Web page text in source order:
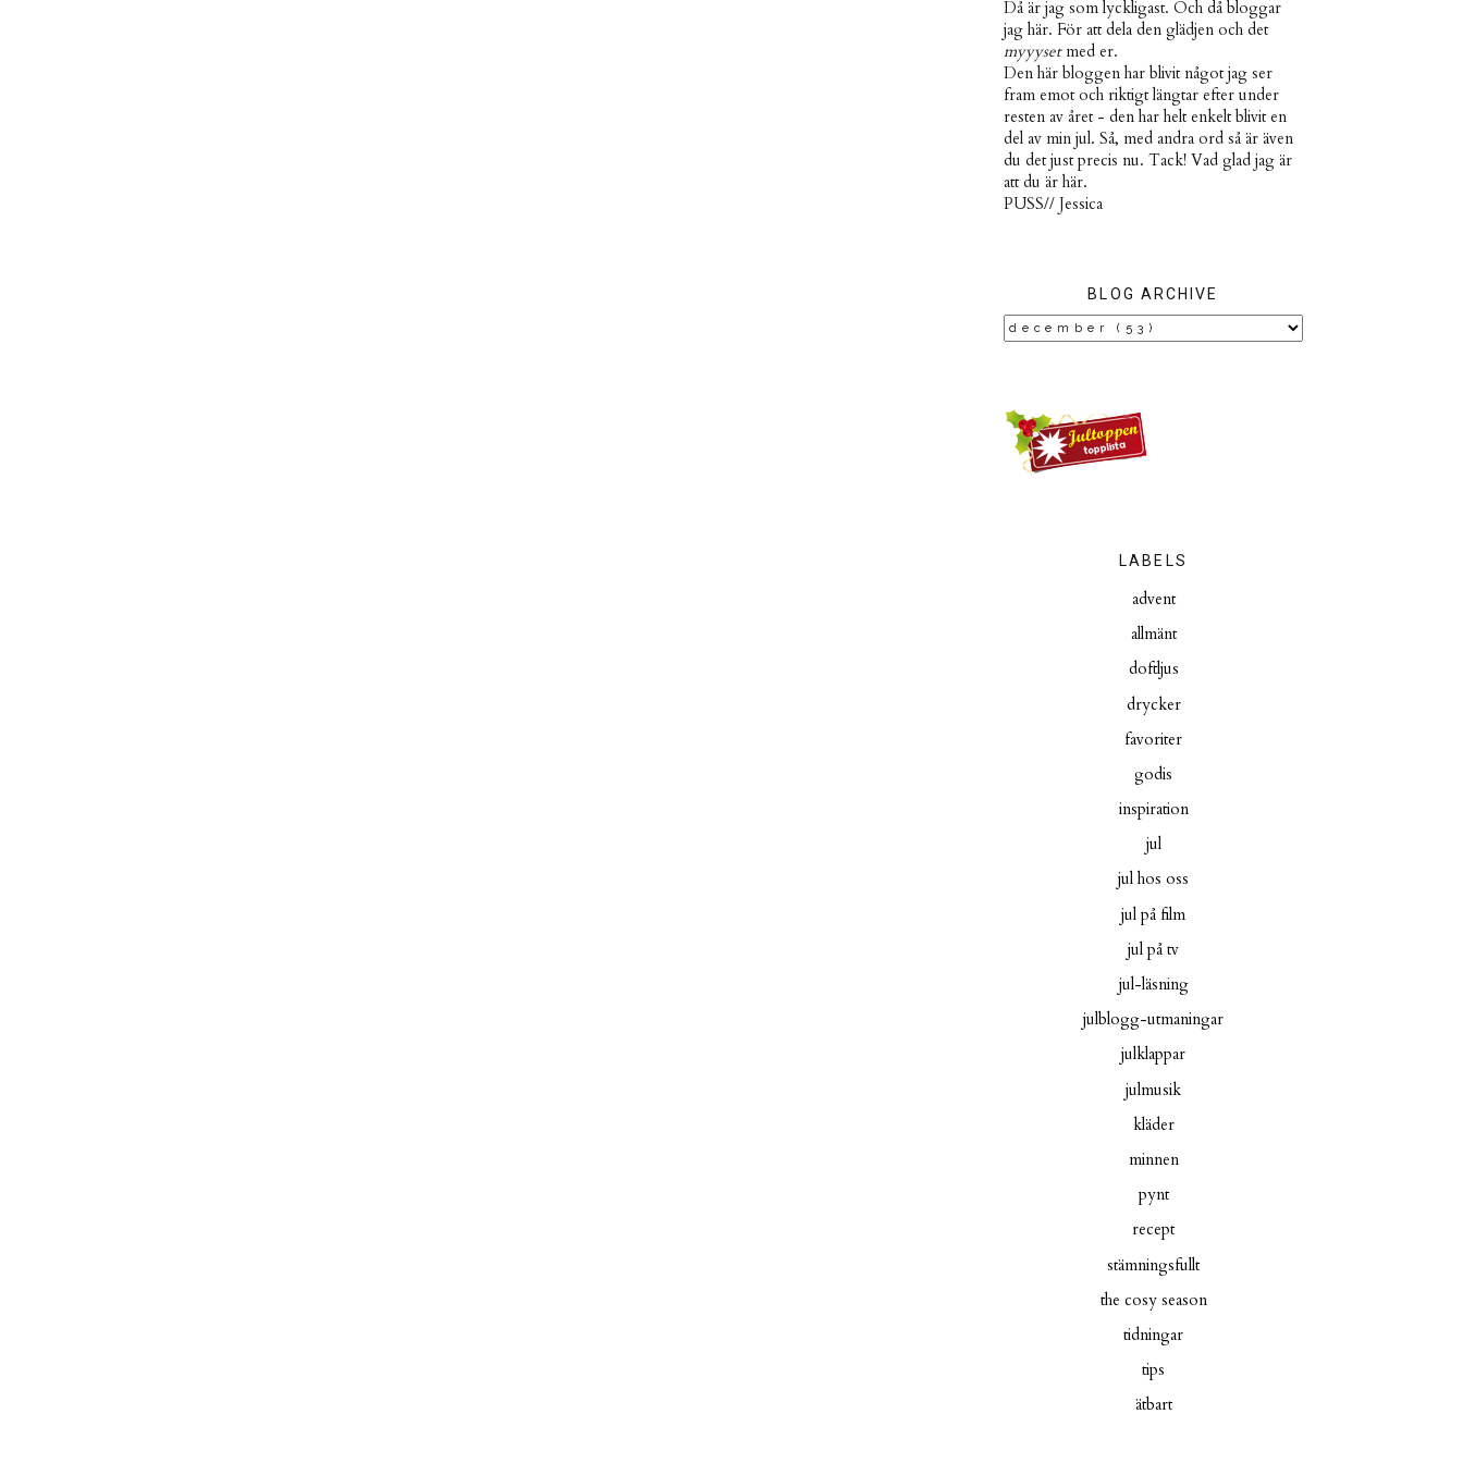
Då är jag som lyckligast. Och då bloggar
jag här. För att dela den glädjen och det
myyyset med er.
Den här bloggen har blivit något jag ser
fram emot och riktigt längtar efter under
resten av året - den har helt enkelt blivit en
del av min jul. Så, med andra ord så är även
du det just precis nu. Tack! Vad glad jag är
att du är här.
PUSS// Jessica
BLOG ARCHIVE
LABELS
advent
allmänt
doftljus
drycker
favoriter
godis
inspiration
jul
jul hos oss
jul på film
jul på tv
jul-läsning
julblogg-utmaningar
julklappar
julmusik
kläder
minnen
pynt
recept
stämningsfullt
the cosy season
tidningar
tips
ätbart